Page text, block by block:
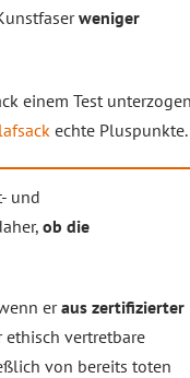
weniger
einem Test unterzogen
echte Pluspunkte.
und
ob die
eraus zertifizierter
vertretbare
von bereits toten